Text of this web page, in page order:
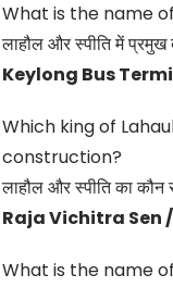
What is the name
लाहौल और स्पीति में
Keylong Bus
Which king of
construction?
लाहौल और स्पीति का कौन
Raja Vichitra Sen /
What is the name